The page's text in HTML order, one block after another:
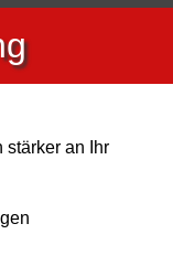
stärker an Ihr